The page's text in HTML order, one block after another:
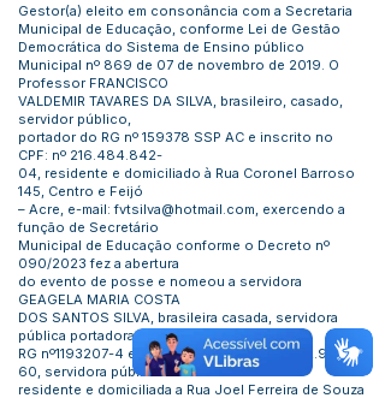
Gestor(a) eleito em consonância com a Secretaria
Municipal de Educação, conforme Lei de Gestão
Democrática do Sistema de Ensino público
Municipal nº 869 de 07 de novembro de 2019. O
Professor FRANCISCO
VALDEMIR TAVARES DA SILVA, brasileiro, casado,
servidor público,
portador do RG nº 159378 SSP AC e inscrito no
CPF: nº 216.484.842-
04, residente e domiciliado à Rua Coronel Barroso
145, Centro e Feijó
– Acre, e-mail:fvtsilva@hotmail.com, exercendo a
função de Secretário
Municipal de Educação conforme o Decreto nº
090/2023 fez a abertura
do evento de posse e nomeou a servidora
GEAGELA MARIA COSTA
DOS SANTOS SILVA, brasileira casada, servidora
pública portadora do
RG nº1193207-4 e inscrita no CPF nº024.132.942-
60, servidora pública
residente e domiciliada a Rua Joel Ferreira de Souza